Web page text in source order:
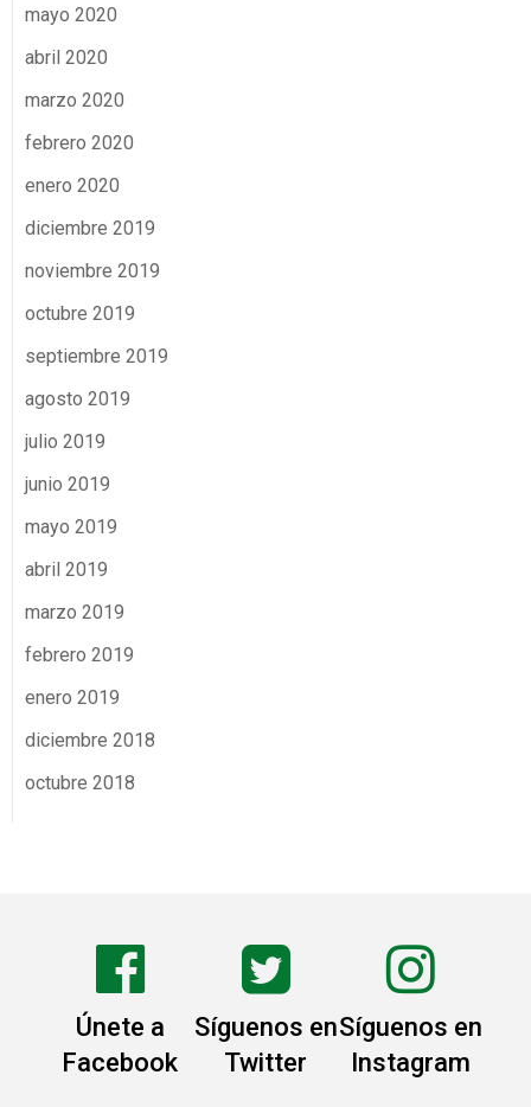
mayo 2020
abril 2020
marzo 2020
febrero 2020
enero 2020
diciembre 2019
noviembre 2019
octubre 2019
septiembre 2019
agosto 2019
julio 2019
junio 2019
mayo 2019
abril 2019
marzo 2019
febrero 2019
enero 2019
diciembre 2018
octubre 2018
Únete a
Facebook
Síguenos en
Twitter
Síguenos en
Instagram